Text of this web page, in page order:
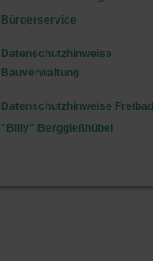
Bürgerservice
Datenschutzhinweise
Bauverwaltung
Datenschutzhinweise Freibad
"Billy" Berggießhübel